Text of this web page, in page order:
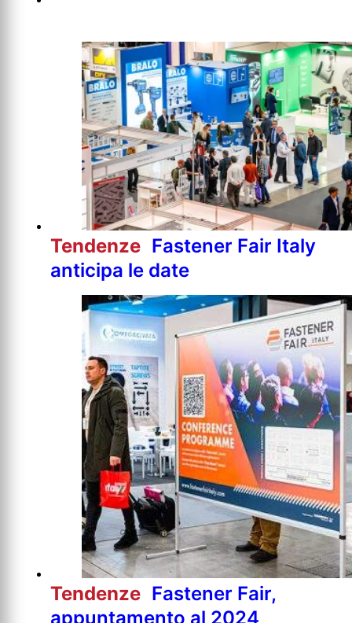
Tendenze Fastener Fair Italy
anticipa le date
Tendenze Fastener Fair,
appuntamento al 2024